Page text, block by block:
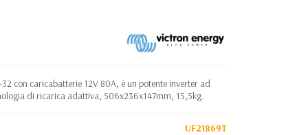
con caricabatterie 12V 80A, è un potente inverter ad
di ricarica adattiva, 506x236x147mm, 15,5kg.
UF21869T